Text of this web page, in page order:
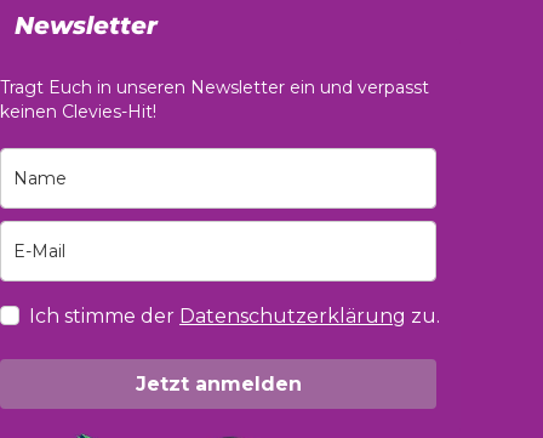
Newsletter
Tragt Euch in unseren Newsletter ein und verpasst
keinen Clevies-Hit!
Ich stimme der Datenschutzerklärung zu.
Jetzt anmelden